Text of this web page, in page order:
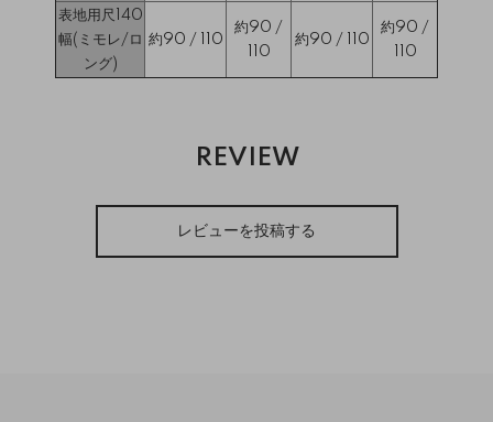
表地用尺140
幅(ミモレ/ロ
ング)
約90 / 110
約90 /
110
約90 / 110
約90 /
110
REVIEW
レビューを投稿する